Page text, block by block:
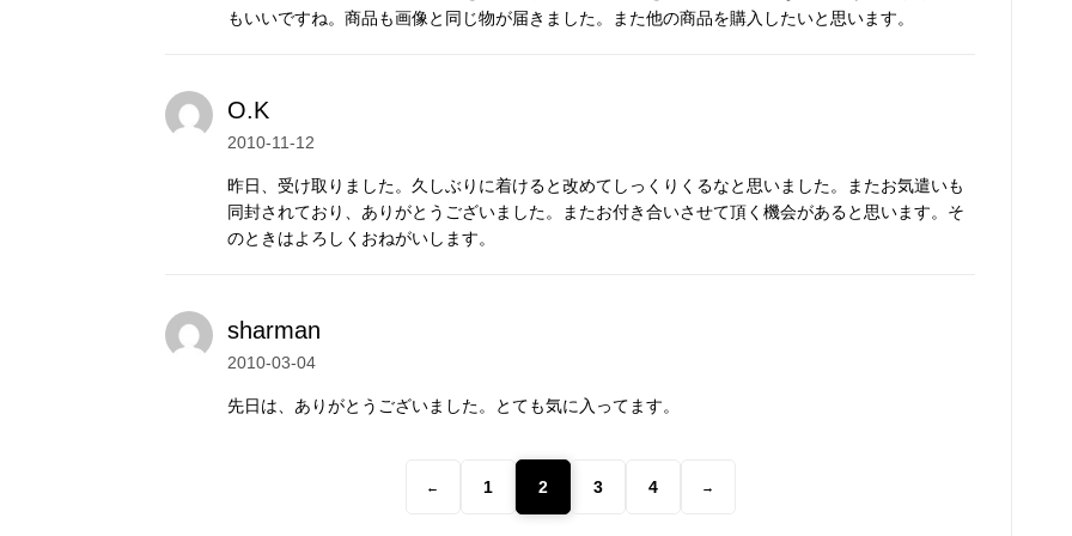
だけます。
ルバービーズ
を持ち、素朴なぬくもりが心に響きま
もいいですね。商品も画像と同じ物が届きました。また他の商品を購入したいと思います。
O.K
2010-11-12
昨日、受け取りました。久しぶりに着けると改めてしっくりくるなと思いました。またお気遣いも
同封されており、ありがとうございました。またお付き合いさせて頂く機会があると思います。そ
のときはよろしくおねがいします。
sharman
2010-03-04
先日は、ありがとうございました。とても気に入ってます。
← 1 2 3 4 →